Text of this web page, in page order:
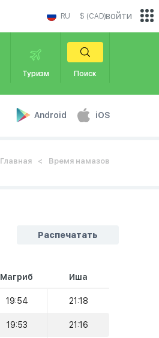
RU $ (CAD)
Туризм Поиск
Android iOS
войти
Главная Время намазов
Распечатать
Магриб Иша
19:54 21:18
19:53 21:16